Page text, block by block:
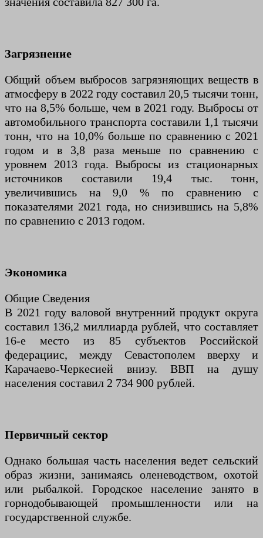
Загрязнение
Общий объем выбросов загрязняющих веществ в
атмосферу в 2022 году составил 20,5 тысячи тонн,
что на 8,5% больше, чем в 2021 году. Выбросы от
автомобильного транспорта составили 1,1 тысячи
тонн, что на 10,0% больше по сравнению с 2021
годом и в 3,8 раза меньше по сравнению с
уровнем 2013 года. Выбросы из стационарных
источников составили 19,4 тыс. тонн,
увеличившись на 9,0 % по сравнению с
показателями 2021 года, но снизившись на 5,8%
по сравнению с 2013 годом.
Экономика
Общие Сведения
В 2021 году валовой внутренний продукт округа
составил 136,2 миллиарда рублей, что составляет
16-е место из 85 субъектов Российской
федерациис, между Севастополем вверху и
Карачаево-Черкесией внизу. ВВП на душу
населения составил 2 734 900 рублей.
Первичный сектор
Однако большая часть населения ведет сельский
образ жизни, занимаясь оленеводством, охотой
или рыбалкой. Городское население занято в
горнодобывающей промышленности или на
государственной службе.